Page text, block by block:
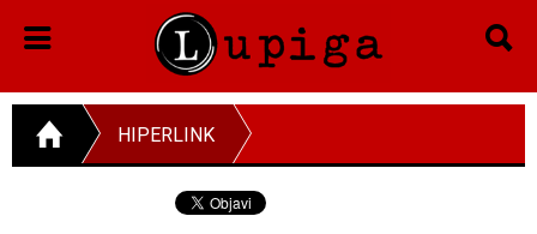
HIPERLINK